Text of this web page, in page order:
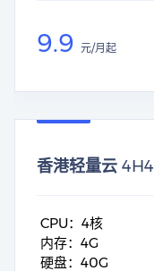
9.9 元/月起
香港轻量云
CPU：4核
内存：4G
硬盘：40G